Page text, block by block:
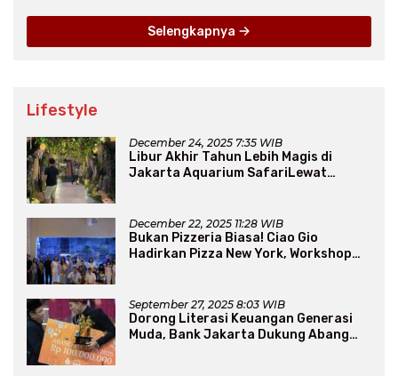
Selengkapnya
Lifestyle
December 24, 2025 7:35 WIB
Libur Akhir Tahun Lebih Magis di
Jakarta Aquarium SafariLewat
December 22, 2025 11:28 WIB
Bukan Pizzeria Biasa! Ciao Gio
Hadirkan Pizza New York, Workshop
September 27, 2025 8:03 WIB
Dorong Literasi Keuangan Generasi
Muda, Bank Jakarta Dukung Abang